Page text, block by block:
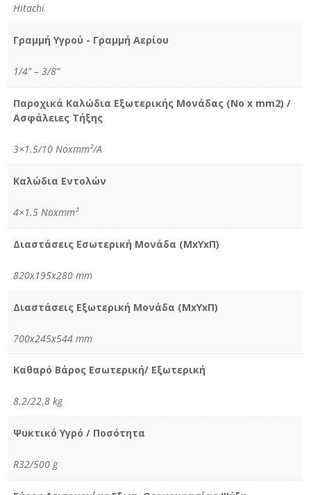
Hitachi
Γραμμή Υγρού - Γραμμή Αερίου
1/4” – 3/8”
Παροχικά Καλώδια Εξωτερικής Μονάδας (No x mm2) /
Ασφάλειες Τήξης
3×1.5/10 Noxmm²/A
Καλώδια Εντολών
4×1.5 Νοxmm²
Διαστάσεις Εσωτερική Μονάδα (MxYxΠ)
820x195x280 mm
Διαστάσεις Εξωτερική Μονάδα (MxYxΠ)
700x245x544 mm
Καθαρό Βάρος Εσωτερική/ Εξωτερική
8.2/22.8 kg
Ψυκτικό Υγρό / Ποσότητα
R32/500 g